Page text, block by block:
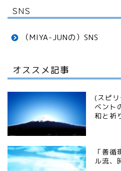
SNS
（MIYA-JUNの）SNS
オススメ記事
(スピ
ベント
和と祈
「善
ル流、